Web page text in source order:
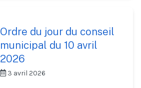
Ordre du jour du conseil
municipal du 10 avril
2026
3 avril 2026